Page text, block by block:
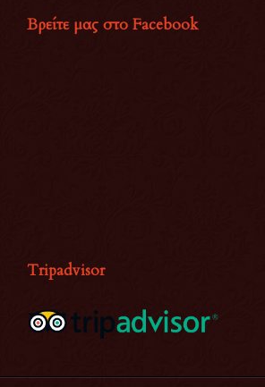
Βρείτε μας στο Facebook
Tripadvisor